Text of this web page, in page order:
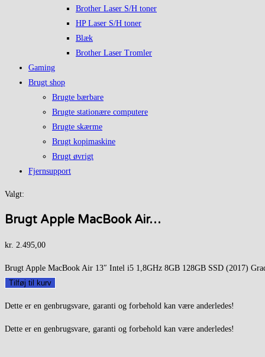
Brother Laser S/H toner
HP Laser S/H toner
Blæk
Brother Laser Tromler
Gaming
Brugt shop
Brugte bærbare
Brugte stationære computere
Brugte skærme
Brugt kopimaskine
Brugt øvrigt
Fjernsupport
Valgt:
Brugt Apple MacBook Air…
kr. 2.495,00
Brugt Apple MacBook Air 13″ Intel i5 1,8GHz 8GB 128GB SSD (2017)
Tilføj til kurv
Dette er en genbrugsvare, garanti og forbehold kan være anderledes!
Dette er en genbrugsvare, garanti og forbehold kan være anderledes!